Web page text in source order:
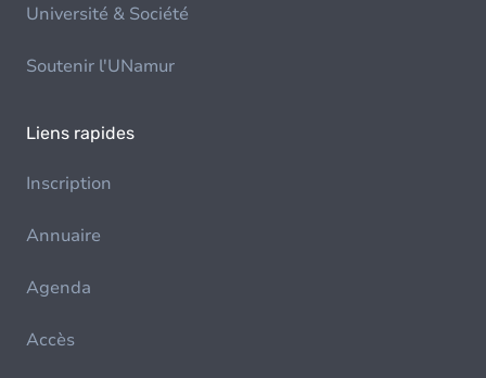
Université & Société
Soutenir l'UNamur
Liens rapides
Inscription
Annuaire
Agenda
Accès